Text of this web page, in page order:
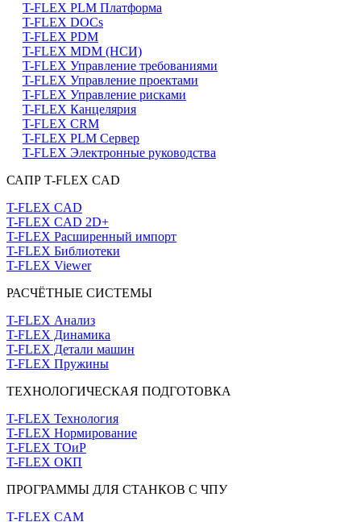
T-FLEX PLM Платформа
T-FLEX DOCs
T-FLEX PDM
T-FLEX MDM (НСИ)
T-FLEX Управление требованиями
T-FLEX Управление проектами
T-FLEX Управление рисками
T-FLEX Канцелярия
T-FLEX CRM
T-FLEX PLM Сервер
T-FLEX Электронные руководства
САПР T-FLEX CAD
T-FLEX CAD
T-FLEX CAD 2D+
T-FLEX Расширенный импорт
T-FLEX Библиотеки
T-FLEX Viewer
РАСЧЁТНЫЕ СИСТЕМЫ
T-FLEX Анализ
T-FLEX Динамика
T-FLEX Детали машин
T-FLEX Пружины
ТЕХНОЛОГИЧЕСКАЯ ПОДГОТОВКА
T-FLEX Технология
T-FLEX Нормирование
T-FLEX ТОиР
T-FLEX ОКП
ПРОГРАММЫ ДЛЯ СТАНКОВ С ЧПУ
T-FLEX CAM